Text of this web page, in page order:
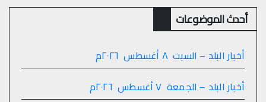
أحدث الموضوعات
أخبار البلد – السبت ٨ أغسطس ٢٠٢٦م
أخبار البلد – الجمعة ٧ أغسطس ٢٠٢٦م